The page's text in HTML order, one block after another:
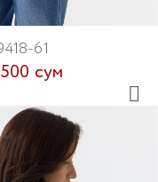
61
сум